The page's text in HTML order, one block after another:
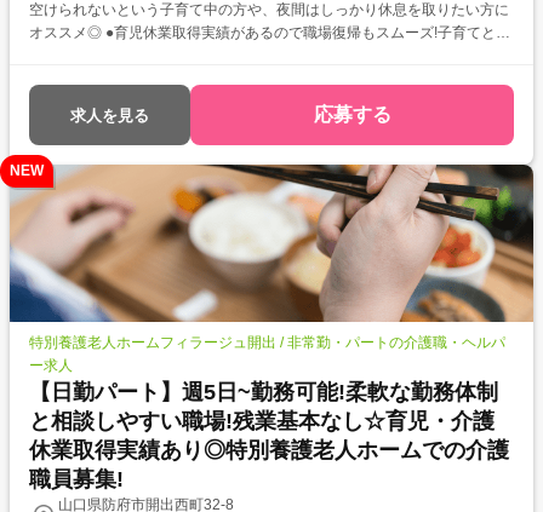
空けられないという子育て中の方や、夜間はしっかり休息を取りたい方に
オススメ◎ ●育児休業取得実績があるので職場復帰もスムーズ!子育てと仕
求人を見る 応募する
NEW
特別養護老人ホームフィラージュ開出 / 非常勤・パートの介護職・ヘルパ
ー求人
【日勤パート】週5日~勤務可能!柔軟な勤務体制
と相談しやすい職場!残業基本なし☆育児・介護
休業取得実績あり◎特別養護老人ホームでの介護
職員募集!
山口県防府市開出西町32-8